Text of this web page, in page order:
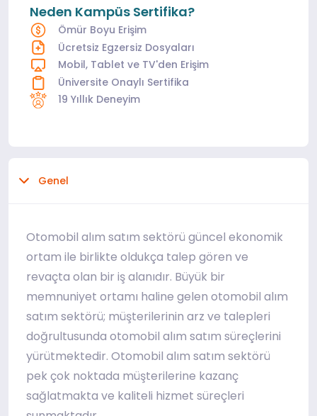
Neden Kampüs Sertifika?
Ömür Boyu Erişim
Ücretsiz Egzersiz Dosyaları
Mobil, Tablet ve TV'den Erişim
Üniversite Onaylı Sertifika
19 Yıllık Deneyim
Genel
Otomobil alım satım sektörü güncel ekonomik
ortam ile birlikte oldukça talep gören ve
revaçta olan bir iş alanıdır. Büyük bir
memnuniyet ortamı haline gelen otomobil alım
satım sektörü; müşterilerinin arz ve talepleri
doğrultusunda otomobil alım satım süreçlerini
yürütmektedir. Otomobil alım satım sektörü
pek çok noktada müşterilerine kazanç
sağlatmakta ve kaliteli hizmet süreçleri